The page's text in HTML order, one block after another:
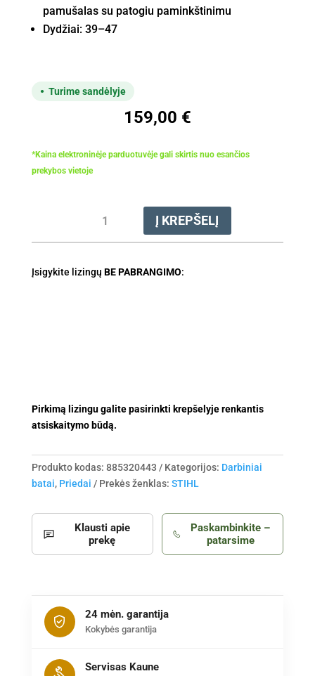
pamušalas su patogiu paminkštinimu
Dydžiai: 39–47
Turime sandėlyje
159,00 €
*Kaina elektroninėje parduotuvėje gali skirtis nuo esančios
prekybos vietoje
kiekis:
Batai
auliniai
Į KREPŠELĮ
Įsigykite lizingų BE PABRANGIMO:
Pirkimą lizingu galite pasirinkti krepšelyje renkantis
atsiskaitymo būdą.
Produkto kodas: 885320443 Kategorijos: Darbiniai
batai, Priedai Prekės ženklas: STIHL
Klausti apie
prekę
Paskambinkite –
patarsime
24 mėn. garantija
Kokybės garantija
Servisas Kaune